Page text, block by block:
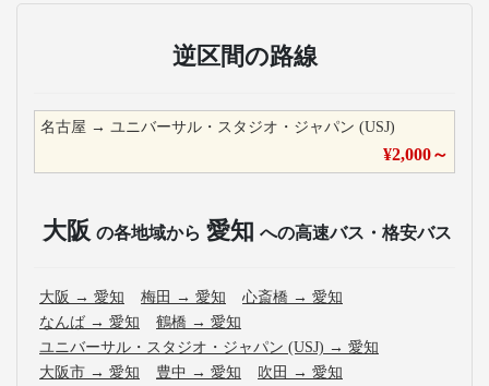
逆区間の路線
名古屋 → ユニバーサル・スタジオ・ジャパン (USJ)
¥2,000～
大阪 の各地域から 愛知 への高速バス・格安バス
大阪 → 愛知 梅田 → 愛知 心斎橋 → 愛知
なんば → 愛知 鶴橋 → 愛知
ユニバーサル・スタジオ・ジャパン (USJ) → 愛知
大阪市 → 愛知 豊中 → 愛知 吹田 → 愛知